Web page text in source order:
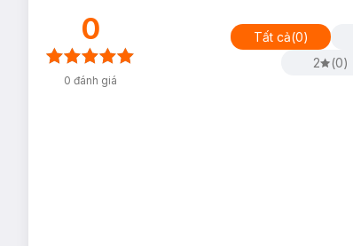
0
0 đánh giá
Tất cả(0)
2
(0)